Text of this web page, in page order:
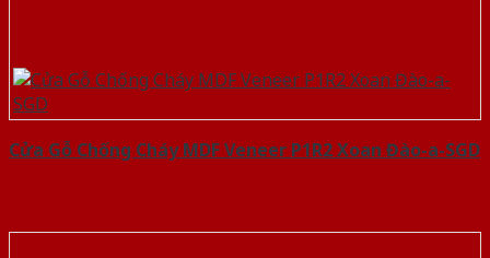
Cửa Gỗ Chống Cháy MDF Veneer P1R2 Xoan Đào-a-SGD